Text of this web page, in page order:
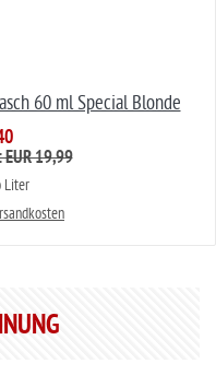
60 ml Special Blonde
19,99
Liter